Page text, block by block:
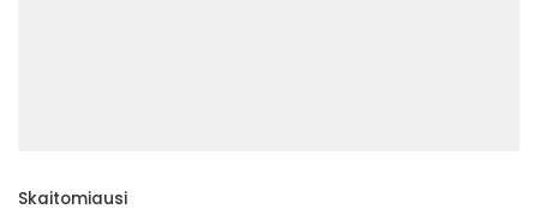
Skaitomiausi